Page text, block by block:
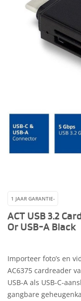
1 JAAR GARANTIE-
ACT USB 3.2
Or USB-A Black
Importeer foto’s en
AC6375 cardreader
USB-A als USB-C-
gangbare